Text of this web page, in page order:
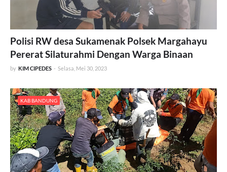
Polisi RW desa Sukamenak Polsek Margahayu
Pererat Silaturahmi Dengan Warga Binaan
by KIM CIPEDES - Selasa, Mei 30, 2023
KAB BANDUNG